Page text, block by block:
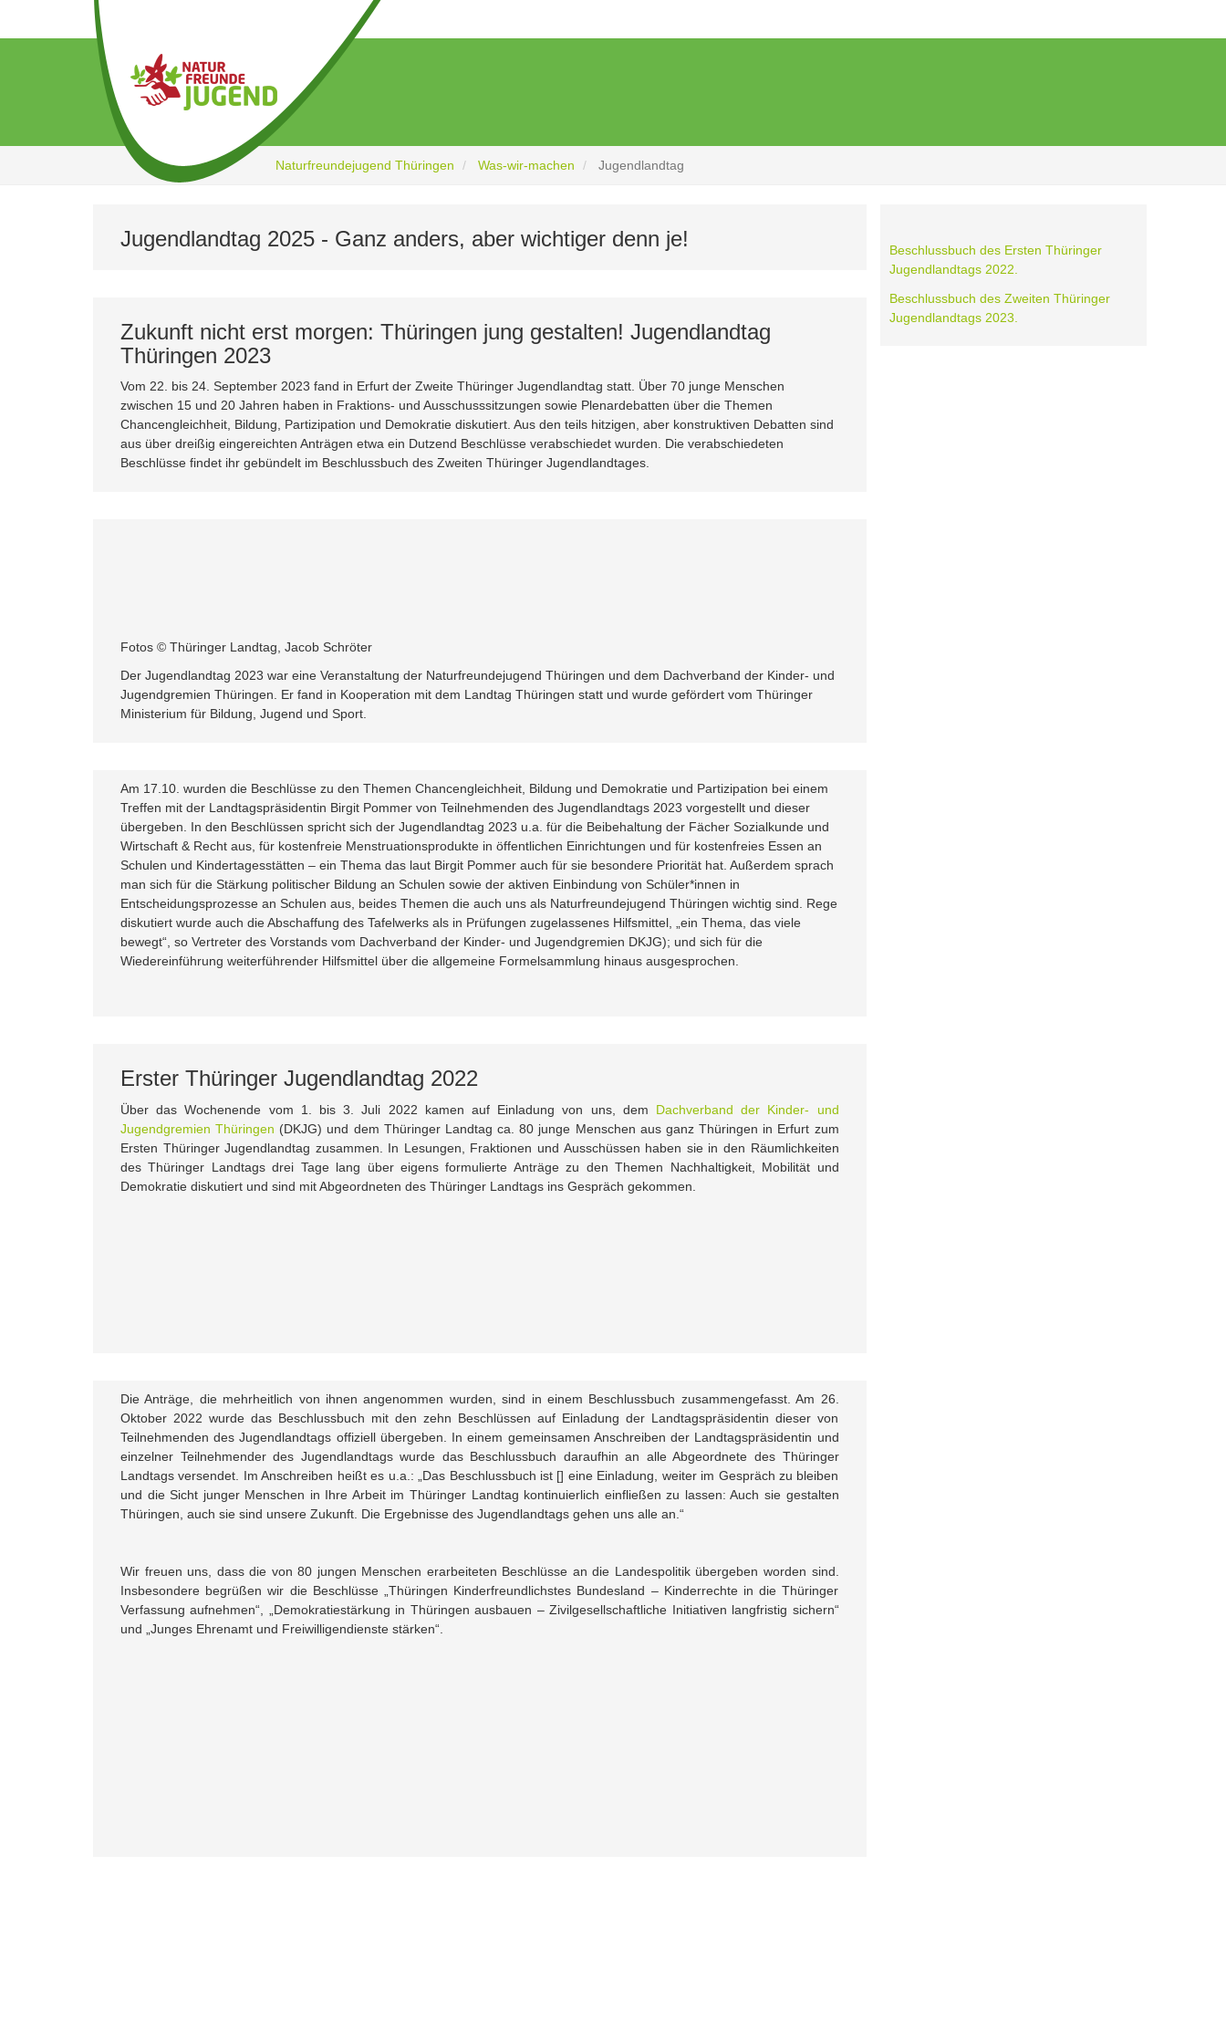
Naturfreundejugend Thüringen Was-wir-machen Jugendlandtag
Jugendlandtag 2025 - Ganz anders, aber wichtiger denn je!
Zukunft nicht erst morgen: Thüringen jung gestalten! Jugendlandtag
Thüringen 2023
Vom 22. bis 24. September 2023 fand in Erfurt der Zweite Thüringer Jugendlandtag statt. Über 70 junge Menschen
zwischen 15 und 20 Jahren haben in Fraktions- und Ausschusssitzungen sowie Plenardebatten über die Themen
Chancengleichheit, Bildung, Partizipation und Demokratie diskutiert. Aus den teils hitzigen, aber konstruktiven Debatten sind
aus über dreißig eingereichten Anträgen etwa ein Dutzend Beschlüsse verabschiedet wurden. Die verabschiedeten
Beschlüsse findet ihr gebündelt im Beschlussbuch des Zweiten Thüringer Jugendlandtages.
Fotos © Thüringer Landtag, Jacob Schröter
Der Jugendlandtag 2023 war eine Veranstaltung der Naturfreundejugend Thüringen und dem Dachverband der Kinder- und
Jugendgremien Thüringen. Er fand in Kooperation mit dem Landtag Thüringen statt und wurde gefördert vom Thüringer
Ministerium für Bildung, Jugend und Sport.
Am 17.10. wurden die Beschlüsse zu den Themen Chancengleichheit, Bildung und Demokratie und Partizipation bei einem
Treffen mit der Landtagspräsidentin Birgit Pommer von Teilnehmenden des Jugendlandtags 2023 vorgestellt und dieser
übergeben. In den Beschlüssen spricht sich der Jugendlandtag 2023 u.a. für die Beibehaltung der Fächer Sozialkunde und
Wirtschaft & Recht aus, für kostenfreie Menstruationsprodukte in öffentlichen Einrichtungen und für kostenfreies Essen an
Schulen und Kindertagesstätten – ein Thema das laut Birgit Pommer auch für sie besondere Priorität hat. Außerdem sprach
man sich für die Stärkung politischer Bildung an Schulen sowie der aktiven Einbindung von Schüler*innen in
Entscheidungsprozesse an Schulen aus, beides Themen die auch uns als Naturfreundejugend Thüringen wichtig sind. Rege
diskutiert wurde auch die Abschaffung des Tafelwerks als in Prüfungen zugelassenes Hilfsmittel, „ein Thema, das viele
bewegt“, so Vertreter des Vorstands vom Dachverband der Kinder- und Jugendgremien DKJG); und sich für die
Wiedereinführung weiterführender Hilfsmittel über die allgemeine Formelsammlung hinaus ausgesprochen.
Erster Thüringer Jugendlandtag 2022
Über das Wochenende vom 1. bis 3. Juli 2022 kamen auf Einladung von uns, dem Dachverband der Kinder- und
Jugendgremien Thüringen (DKJG) und dem Thüringer Landtag ca. 80 junge Menschen aus ganz Thüringen in Erfurt zum
Ersten Thüringer Jugendlandtag zusammen. In Lesungen, Fraktionen und Ausschüssen haben sie in den Räumlichkeiten
des Thüringer Landtags drei Tage lang über eigens formulierte Anträge zu den Themen Nachhaltigkeit, Mobilität und
Demokratie diskutiert und sind mit Abgeordneten des Thüringer Landtags ins Gespräch gekommen.
Die Anträge, die mehrheitlich von ihnen angenommen wurden, sind in einem Beschlussbuch zusammengefasst. Am 26.
Oktober 2022 wurde das Beschlussbuch mit den zehn Beschlüssen auf Einladung der Landtagspräsidentin dieser von
Teilnehmenden des Jugendlandtags offiziell übergeben. In einem gemeinsamen Anschreiben der Landtagspräsidentin und
einzelner Teilnehmender des Jugendlandtags wurde das Beschlussbuch daraufhin an alle Abgeordnete des Thüringer
Landtags versendet. Im Anschreiben heißt es u.a.: „Das Beschlussbuch ist [] eine Einladung, weiter im Gespräch zu bleiben
und die Sicht junger Menschen in Ihre Arbeit im Thüringer Landtag kontinuierlich einfließen zu lassen: Auch sie gestalten
Thüringen, auch sie sind unsere Zukunft. Die Ergebnisse des Jugendlandtags gehen uns alle an.“
Wir freuen uns, dass die von 80 jungen Menschen erarbeiteten Beschlüsse an die Landespolitik übergeben worden sind.
Insbesondere begrüßen wir die Beschlüsse „Thüringen Kinderfreundlichstes Bundesland – Kinderrechte in die Thüringer
Verfassung aufnehmen“, „Demokratiestärkung in Thüringen ausbauen – Zivilgesellschaftliche Initiativen langfristig sichern“
und „Junges Ehrenamt und Freiwilligendienste stärken“.
Beschlussbuch des Ersten Thüringer
Jugendlandtags 2022.
Beschlussbuch des Zweiten Thüringer
Jugendlandtags 2023.